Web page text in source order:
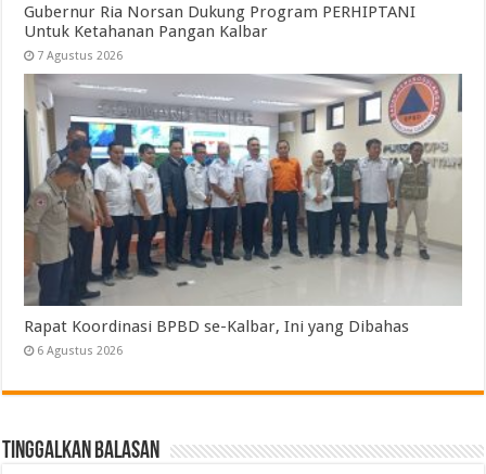
Gubernur Ria Norsan Dukung Program PERHIPTANI
Untuk Ketahanan Pangan Kalbar
7 Agustus 2026
Rapat Koordinasi BPBD se-Kalbar, Ini yang Dibahas
6 Agustus 2026
Tinggalkan Balasan